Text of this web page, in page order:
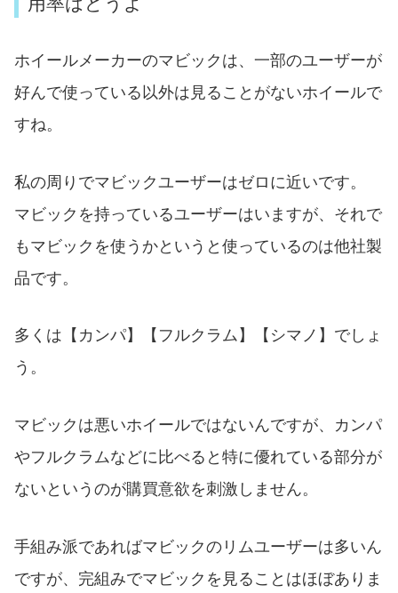
ホイールメーカーのマビックは、一部のユーザーが
好んで使っている以外は見ることがないホイールで
すね。
私の周りでマビックユーザーはゼロに近いです。
マビックを持っているユーザーはいますが、それで
もマビックを使うかというと使っているのは他社製
品です。
多くは【カンパ】【フルクラム】【シマノ】でしょ
う。
マビックは悪いホイールではないんですが、カンパ
やフルクラムなどに比べると特に優れている部分が
ないというのが購買意欲を刺激しません。
手組み派であればマビックのリムユーザーは多いん
ですが、完組みでマビックを見ることはほぼありま